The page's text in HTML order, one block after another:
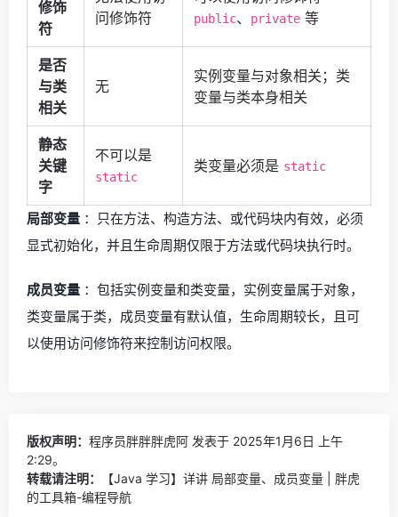
修饰
符
问修饰符
public、 private 等
是否
与类
相关
无
实例变量与对象相关；类
变量与类本身相关
静态
关键
字
不可以是
static
类变量必须是 static
局部变量 ：只在方法、构造方法、或代码块内有效，必须
显式初始化，并且生命周期仅限于方法或代码块执行时。
成员变量 ：包括实例变量和类变量，实例变量属于对象，
类变量属于类，成员变量有默认值，生命周期较长，且可
以使用访问修饰符来控制访问权限。
版权声明： 程序员胖胖胖虎阿 发表于 2025年1月6日 上午
2:29。
转载请注明：
【Java 学习】详讲 局部变量、成员变量 | 胖虎
的工具箱-编程导航